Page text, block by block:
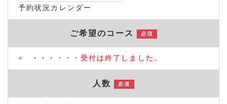
予約状況カレンダー
ご希望のコース 必須
× ・・・・・・ 受付は終了しました。
人数 必須